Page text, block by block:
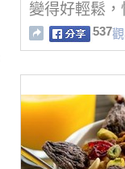
變得好輕鬆
537